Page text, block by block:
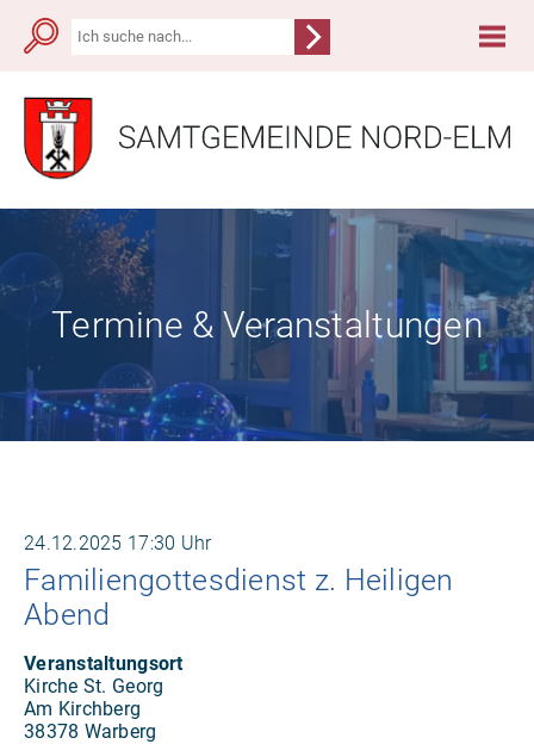
Termine & Veranstaltungen
24.12.2025 17:30 Uhr
Familiengottesdienst z. Heiligen
Abend
Veranstaltungsort
Kirche St. Georg
Am Kirchberg
38378 Warberg